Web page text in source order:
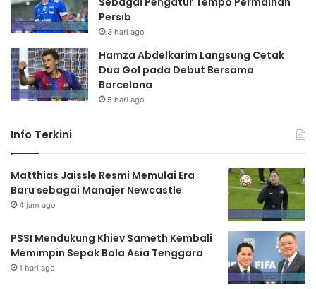
Persib
3 hari ago
Hamza Abdelkarim Langsung Cetak
Dua Gol pada Debut Bersama
Barcelona
5 hari ago
Info Terkini
Matthias Jaissle Resmi Memulai Era
Baru sebagai Manajer Newcastle
4 jam ago
PSSI Mendukung Khiev Sameth Kembali
Memimpin Sepak Bola Asia Tenggara
1 hari ago